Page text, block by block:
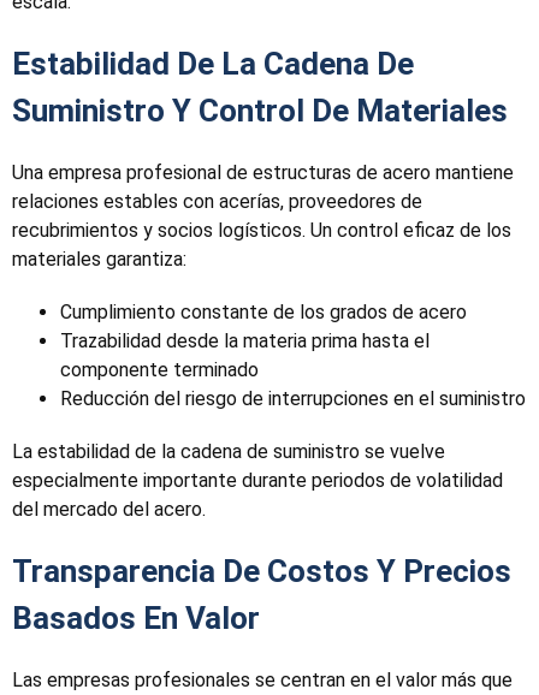
Estabilidad De La Cadena De
Suministro Y Control De Materiales
Una empresa profesional de estructuras de acero mantiene
relaciones estables con acerías, proveedores de
recubrimientos y socios logísticos. Un control eficaz de los
materiales garantiza:
Cumplimiento constante de los grados de acero
Trazabilidad desde la materia prima hasta el
componente terminado
Reducción del riesgo de interrupciones en el suministro
La estabilidad de la cadena de suministro se vuelve
especialmente importante durante periodos de volatilidad
del mercado del acero.
Transparencia De Costos Y Precios
Basados En Valor
Las empresas profesionales se centran en el valor más que